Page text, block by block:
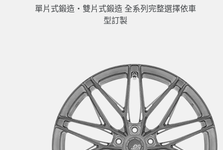
單片式鍛造・雙片式鍛造 全系列完整選擇依車
型訂製